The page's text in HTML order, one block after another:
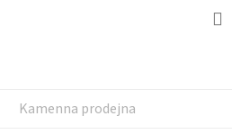
Kamenna prodejna